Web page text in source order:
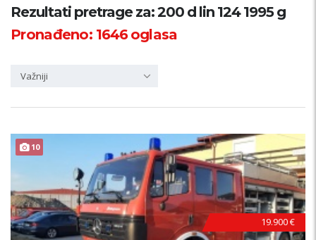
Kategorija
PRETRAŽI
Rezultati pretrage za: 200 d lin 124 1995 g
Pronađeno: 1646oglasa
Važniji
10
19.900 €